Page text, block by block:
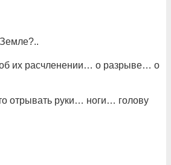
об их расчленении… о разрыве… о
отрывать руки… ноги… голову